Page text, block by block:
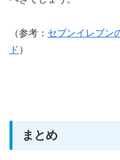
（参考： セブンイレブン
ド ）
まとめ